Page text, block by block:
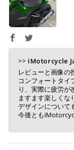
>> iMotorcycle
レビューと画像の
コンフォートタイ
り、実際に疲労が
ますます楽しくな
デザインについて
今後とも